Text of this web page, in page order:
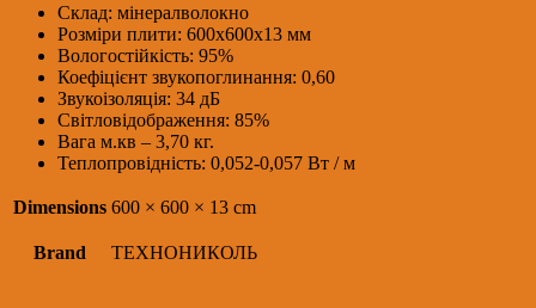
Склад: мінералволокно
Розміри плити: 600х600х13 мм
Вологостійкість: 95%
Коефіцієнт звукопоглинання: 0,60
Звукоізоляція: 34 дБ
Світловідображення: 85%
Вага м.кв – 3,70 кг.
Теплопровідність: 0,052-0,057 Вт / м
Dimensions 600 × 600 × 13 cm
Brand ТЕХНОНИКОЛЬ